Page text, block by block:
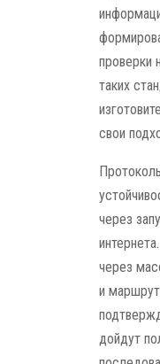
проверки
таких
свои
через
через
и
дойдут